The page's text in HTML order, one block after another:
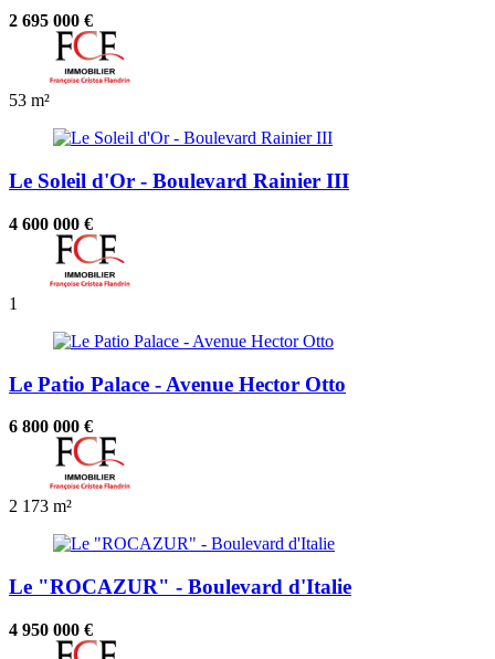
2 695 000 €
53 m²
Le Soleil d'Or - Boulevard Rainier III
4 600 000 €
1
Le Patio Palace - Avenue Hector Otto
6 800 000 €
2 173 m²
Le "ROCAZUR" - Boulevard d'Italie
4 950 000 €